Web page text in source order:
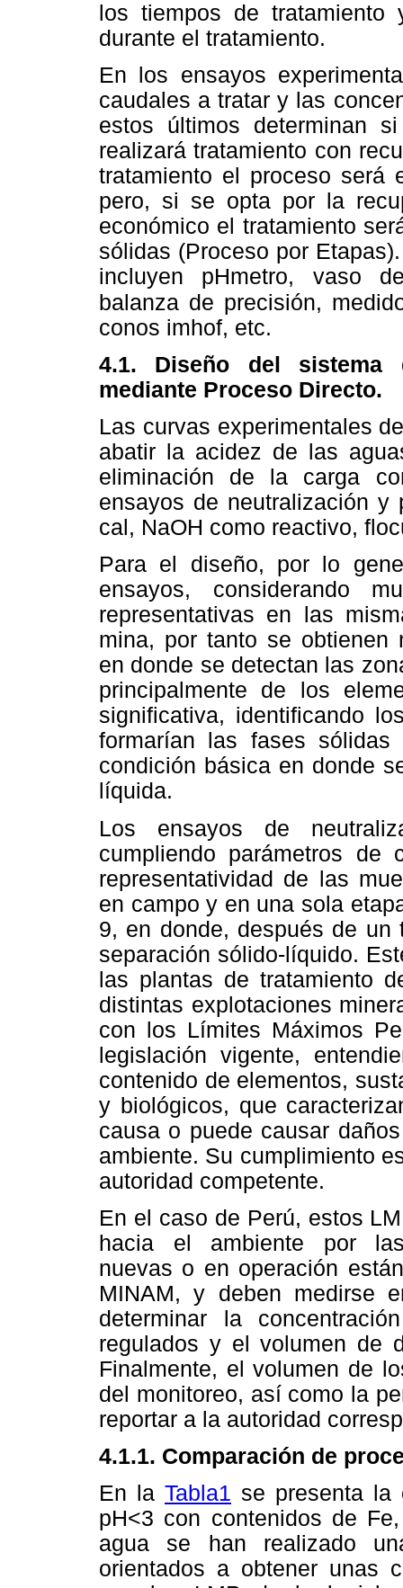
los tiempos de
durante el tratamiento.
En los ensayos
caudales a tratar y las
estos últimos determinan
realizará tratamiento con
tratamiento el proceso será
pero, si se opta por la
económico el tratamiento
sólidas (Proceso por
incluyen pHmetro, vaso
balanza de precisión,
conos imhof, etc.
4.1. Diseño del sistema
mediante Proceso Directo.
Las curvas experimentales
abatir la acidez de las
eliminación de la carga
ensayos de neutralización y
cal, NaOH como reactivo,
Para el diseño, por lo
ensayos, considerando
representativas en las
mina, por tanto se obtienen
en donde se detectan las
principalmente de los
significativa, identificando
formarían las fases sólidas
condición básica en donde
líquida.
Los ensayos de
cumpliendo parámetros
representatividad de las
en campo y en una sola
9, en donde, después de un
separación sólido-líquido.
las plantas de tratamiento
distintas explotaciones
con los Límites Máximos
legislación vigente,
contenido de elementos,
y biológicos, que
causa o puede causar
ambiente. Su cumplimiento
autoridad competente.
En el caso de Perú, estos
hacia el ambiente por las
nuevas o en operación
MINAM, y deben medirse
determinar la
regulados y el volumen de
Finalmente, el volumen de
del monitoreo, así como la
reportar a la autoridad
4.1.1. Comparación de
En la Tabla1 se presenta la
pH<3 con contenidos de
agua se han realizado
orientados a obtener unas